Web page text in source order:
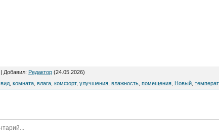
| Добавил: Редактор (24.05.2026)
вид комната влага комфорт, улучшения влажность помещения Новый